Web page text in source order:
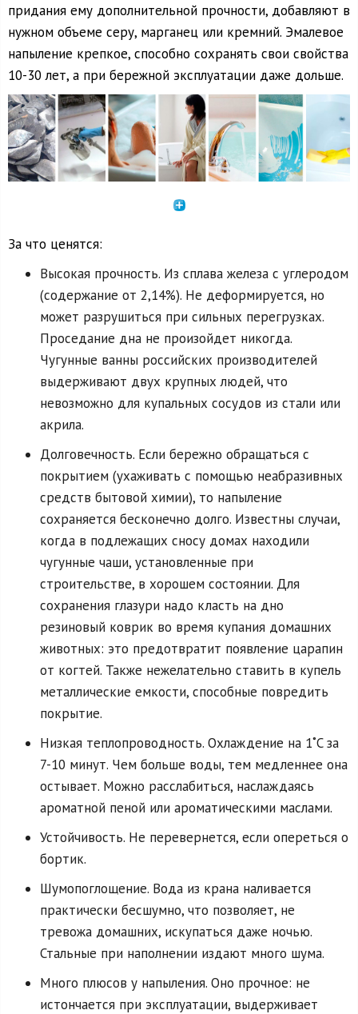
придания ему дополнительной прочности, добавляют в
нужном объеме серу, марганец или кремний. Эмалевое
напыление крепкое, способно сохранять свои свойства
10-30 лет, а при бережной эксплуатации даже дольше.
За что ценятся:
Высокая прочность. Из сплава железа с углеродом
(содержание от 2,14%). Не деформируется, но
может разрушиться при сильных перегрузках.
Проседание дна не произойдет никогда.
Чугунные ванны российских производителей
выдерживают двух крупных людей, что
невозможно для купальных сосудов из стали или
акрила.
Долговечность. Если бережно обращаться с
покрытием (ухаживать с помощью неабразивных
средств бытовой химии), то напыление
сохраняется бесконечно долго. Известны случаи,
когда в подлежащих сносу домах находили
чугунные чаши, установленные при
строительстве, в хорошем состоянии. Для
сохранения глазури надо класть на дно
резиновый коврик во время купания домашних
животных: это предотвратит появление царапин
от когтей. Также нежелательно ставить в купель
металлические емкости, способные повредить
покрытие.
Низкая теплопроводность. Охлаждение на 1˚C за
7-10 минут. Чем больше воды, тем медленнее она
остывает. Можно расслабиться, наслаждаясь
ароматной пеной или ароматическими маслами.
Устойчивость. Не перевернется, если опереться о
бортик.
Шумопоглощение. Вода из крана наливается
практически бесшумно, что позволяет, не
тревожа домашних, искупаться даже ночью.
Стальные при наполнении издают много шума.
Много плюсов у напыления. Оно прочное: не
истончается при эксплуатации, выдерживает